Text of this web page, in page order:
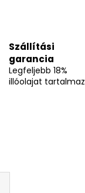
Szállítási
garancia
Legfeljebb 18%
illóolajat tartalmaz